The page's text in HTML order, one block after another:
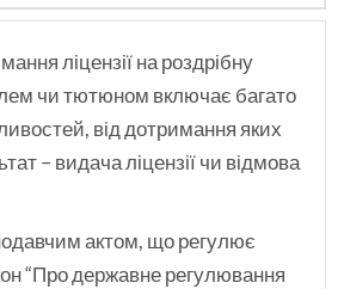
ліцензії на роздрібну
чи тютюном включає багато
від дотримання яких
– видача ліцензії чи відмова
актом, що регулює
“Про державне регулювання